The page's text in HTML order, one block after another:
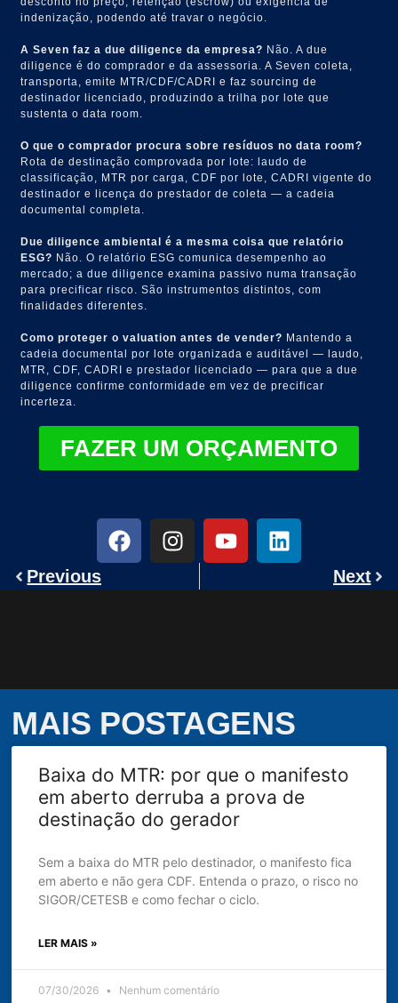
indenização, podendo até travar o negócio.
A Seven faz a due diligence da empresa? Não. A due
diligence é do comprador e da assessoria. A Seven coleta,
transporta, emite MTR/CDF/CADRI e faz sourcing de
destinador licenciado, produzindo a trilha por lote que
sustenta o data room.
O que o comprador procura sobre resíduos no data room?
Rota de destinação comprovada por lote: laudo de
classificação, MTR por carga, CDF por lote, CADRI vigente do
destinador e licença do prestador de coleta — a cadeia
documental completa.
Due diligence ambiental é a mesma coisa que relatório
ESG? Não. O relatório ESG comunica desempenho ao
mercado; a due diligence examina passivo numa transação
para precificar risco. São instrumentos distintos, com
finalidades diferentes.
Como proteger o valuation antes de vender? Mantendo a
cadeia documental por lote organizada e auditável — laudo,
MTR, CDF, CADRI e prestador licenciado — para que a due
diligence confirme conformidade em vez de precificar
incerteza.
FAZER UM ORÇAMENTO
Previous Next
MAIS POSTAGENS
Baixa do MTR: por que o manifesto
em aberto derruba a prova de
destinação do gerador
Sem a baixa do MTR pelo destinador, o manifesto fica
em aberto e não gera CDF. Entenda o prazo, o risco no
SIGOR/CETESB e como fechar o ciclo.
LER MAIS »
07/30/2026 Nenhum comentário